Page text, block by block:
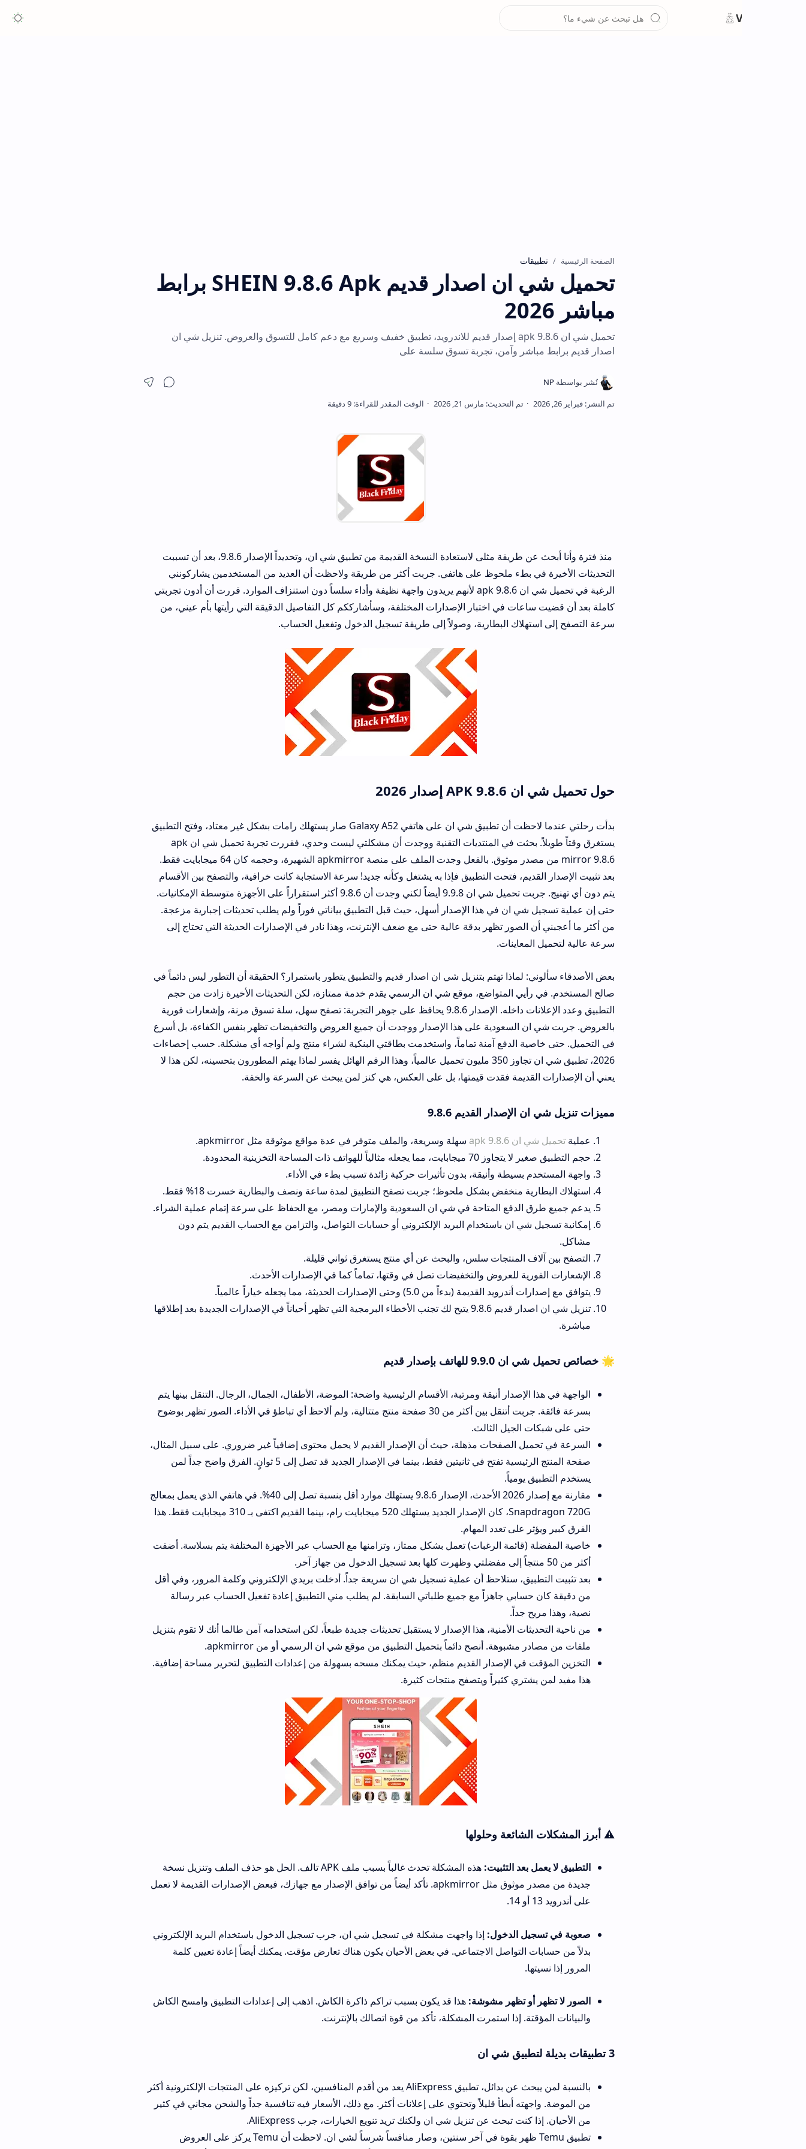
تطبيقات
تحميل شي ان اصدار قديم SHEIN 9.8.6 Apk برابط
تحميل شي ان 9.8.6 apk إصدار قديم للاندرويد، تطبيق خفيف وسريع مع دعم كامل للتسوق والعروض. تنزيل شي ان
اصدار قديم برابط مباشر وآمن، تجربة تسوق سلسة على
منذ فترة وأنا أبحث عن طريقة مثلى لاستعادة النسخة القديمة من تطبيق شي ان، وتحديداً الإصدار 9.8.6، بعد أن تسببت
التحديثات الأخيرة في بطء ملحوظ على هاتفي. جربت أكثر من طريقة ولاحظت أن العديد من المستخدمين يشاركونني
الرغبة في تحميل شي ان 9.8.6 apk لأنهم يريدون واجهة نظيفة وأداء سلساً دون استنزاف الموارد. قررت أن أدون تجربتي
كاملة بعد أن قضيت ساعات في اختبار الإصدارات المختلفة، وسأشارككم كل التفاصيل الدقيقة التي رأيتها بأم عيني، من
سرعة التصفح إلى استهلاك البطارية، وصولاً إلى طريقة تسجيل الدخول وتفعيل الحساب.
حول تحميل شي ان 9.8.6 APK إصدار 2026
بدأت رحلتي عندما لاحظت أن تطبيق شي ان على هاتفي Galaxy A52 صار يستهلك رامات بشكل غير معتاد، وفتح التطبيق
يستغرق وقتاً طويلاً. بحثت في المنتديات التقنية ووجدت أن مشكلتي ليست وحدي، فقررت تجربة تحميل شي ان apk
mirror 9.8.6 من مصدر موثوق. بالفعل وجدت الملف على منصة apkmirror الشهيرة، وحجمه كان 64 ميجابايت فقط.
بعد تثبيت الإصدار القديم، فتحت التطبيق فإذا به يشتغل وكأنه جديد! سرعة الاستجابة كانت خرافية، والتصفح بين الأقسام
يتم دون أي تهنيج. جربت تحميل شي ان 9.9.8 أيضاً لكني وجدت أن 9.8.6 أكثر استقراراً على الأجهزة متوسطة الإمكانيات.
حتى إن عملية تسجيل شي ان في هذا الإصدار أسهل، حيث قبل التطبيق بياناتي فوراً ولم يطلب تحديثات إجبارية مزعجة.
من أكثر ما أعجبني أن الصور تظهر بدقة عالية حتى مع ضعف الإنترنت، وهذا نادر في الإصدارات الحديثة التي تحتاج إلى
سرعة عالية لتحميل المعاينات.
بعض الأصدقاء سألوني: لماذا تهتم بتنزيل شي ان اصدار قديم والتطبيق يتطور باستمرار؟ الحقيقة أن التطور ليس دائماً في
صالح المستخدم. في رأيي المتواضع، موقع شي ان الرسمي يقدم خدمة ممتازة، لكن التحديثات الأخيرة زادت من حجم
التطبيق وعدد الإعلانات داخله. الإصدار 9.8.6 يحافظ على جوهر التجربة: تصفح سهل، سلة تسوق مرنة، وإشعارات فورية
بالعروض. جربت شي ان السعودية على هذا الإصدار ووجدت أن جميع العروض والتخفيضات تظهر بنفس الكفاءة، بل أسرع
في التحميل. حتى خاصية الدفع آمنة تماماً، واستخدمت بطاقتي البنكية لشراء منتج ولم أواجه أي مشكلة. حسب إحصاءات
2026، تطبيق شي ان تجاوز 350 مليون تحميل عالمياً، وهذا الرقم الهائل يفسر لماذا يهتم المطورون بتحسينه، لكن هذا لا
يعني أن الإصدارات القديمة فقدت قيمتها، بل على العكس، هي كنز لمن يبحث عن السرعة والخفة.
مميزات تنزيل شي ان الإصدار القديم 9.8.6
تحميل شي ان 9.8.6 apk
سهلة وسريعة، والملف متوفر في عدة مواقع موثوقة مثل apkmirror.
حجم التطبيق صغير لا يتجاوز 70 ميجابايت، مما يجعله مثالياً للهواتف ذات المساحة التخزينية المحدودة.
واجهة المستخدم بسيطة وأنيقة، بدون تأثيرات حركية زائدة تسبب بطء في الأداء.
استهلاك البطارية منخفض بشكل ملحوظ؛ جربت تصفح التطبيق لمدة ساعة ونصف والبطارية خسرت 18% فقط.
يدعم جميع طرق الدفع المتاحة في شي ان السعودية والإمارات ومصر، مع الحفاظ على سرعة إتمام عملية الشراء.
إمكانية تسجيل شي ان باستخدام البريد الإلكتروني أو حسابات التواصل، والتزامن مع الحساب القديم يتم دون
التصفح بين آلاف المنتجات سلس، والبحث عن أي منتج يستغرق ثواني قليلة.
الإشعارات الفورية للعروض والتخفيضات تصل في وقتها، تماماً كما في الإصدارات الأحدث.
يتوافق مع إصدارات أندرويد القديمة (بدءاً من 5.0) وحتى الإصدارات الحديثة، مما يجعله خياراً عالمياً.
تنزيل شي ان اصدار قديم 9.8.6 يتيح لك تجنب الأخطاء البرمجية التي تظهر أحياناً في الإصدارات الجديدة بعد إطلاقها
🌟 خصائص تحميل شي ان 9.9.0 للهاتف بإصدار قديم
الواجهة في هذا الإصدار أنيقة ومرتبة، الأقسام الرئيسية واضحة: الموضة، الأطفال، الجمال، الرجال. التنقل بينها يتم
بسرعة فائقة. جربت أتنقل بين أكثر من 30 صفحة منتج متتالية، ولم ألاحظ أي تباطؤ في الأداء. الصور تظهر بوضوح
حتى على شبكات الجيل الثالث.
السرعة في تحميل الصفحات مذهلة، حيث أن الإصدار القديم لا يحمل محتوى إضافياً غير ضروري. على سبيل المثال،
صفحة المنتج الرئيسية تفتح في ثانيتين فقط، بينما في الإصدار الجديد قد تصل إلى 5 ثوانٍ. الفرق واضح جداً لمن
يستخدم التطبيق يومياً.
مقارنة مع إصدار 2026 الأحدث، الإصدار 9.8.6 يستهلك موارد أقل بنسبة تصل إلى 40%. في هاتفي الذي يعمل بمعالج
Snapdragon 720G، كان الإصدار الجديد يستهلك 520 ميجابايت رام، بينما القديم اكتفى بـ 310 ميجابايت فقط. هذا
الفرق كبير ويؤثر على تعدد المهام.
خاصية المفضلة (قائمة الرغبات) تعمل بشكل ممتاز، وتزامنها مع الحساب عبر الأجهزة المختلفة يتم بسلاسة. أضفت
بعد تثبيت التطبيق، ستلاحظ أن عملية تسجيل شي ان سريعة جداً. أدخلت بريدي الإلكتروني وكلمة المرور، وفي أقل
من دقيقة كان حسابي جاهزاً مع جميع طلباتي السابقة. لم يطلب مني التطبيق إعادة تفعيل الحساب عبر رسالة
نصية، وهذا مريح جداً.
من ناحية التحديثات الأمنية، هذا الإصدار لا يستقبل تحديثات جديدة طبعاً، لكن استخدامه آمن طالما أنك لا تقوم بتنزيل
ملفات من مصادر مشبوهة. أنصح دائماً بتحميل التطبيق من موقع شي ان الرسمي أو من apkmirror.
التخزين المؤقت في الإصدار القديم منظم، حيث يمكنك مسحه بسهولة من إعدادات التطبيق لتحرير مساحة إضافية.
هذا مفيد لمن يشتري كثيراً ويتصفح منتجات كثيرة.
⚠️ أبرز المشكلات الشائعة وحلولها
التطبيق لا يعمل بعد التثبيت:
هذه المشكلة تحدث غالباً بسبب ملف APK تالف. الحل هو حذف الملف وتنزيل نسخة
جديدة من مصدر موثوق مثل apkmirror. تأكد أيضاً من توافق الإصدار مع جهازك، فبعض الإصدارات القديمة لا تعمل
صعوبة في تسجيل الدخول:إذا واجهت مشكلة في تسجيل شي ان، جرب تسجيل الدخول باستخدام البريد الإلكتروني
بدلاً من حسابات التواصل الاجتماعي. في بعض الأحيان يكون هناك تعارض مؤقت. يمكنك أيضاً إعادة تعيين كلمة
المرور إذا نسيتها.
الصور لا تظهر أو تظهر مشوشة:هذا قد يكون بسبب تراكم ذاكرة الكاش. اذهب إلى إعدادات التطبيق وامسح الكاش
والبيانات المؤقتة. إذا استمرت المشكلة، تأكد من قوة اتصالك بالإنترنت.
بالنسبة لمن يبحث عن بدائل، تطبيق AliExpress يعد من أقدم المنافسين، لكن تركيزه على المنتجات الإلكترونية أكثر
من الموضة. واجهته أبطأ قليلاً وتحتوي على إعلانات أكثر. مع ذلك، الأسعار فيه تنافسية جداً والشحن مجاني في كثير
من الأحيان. إذا كنت تبحث عن تنزيل شي ان ولكنك تريد تنويع الخيارات، جرب AliExpress.
تطبيق Temu ظهر بقوة في آخر سنتين، وصار منافساً شرساً لشي ان. لاحظت أن Temu يركز على العروض